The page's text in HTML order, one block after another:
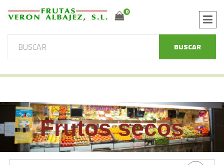
0
BUSCAR
Frutos secos